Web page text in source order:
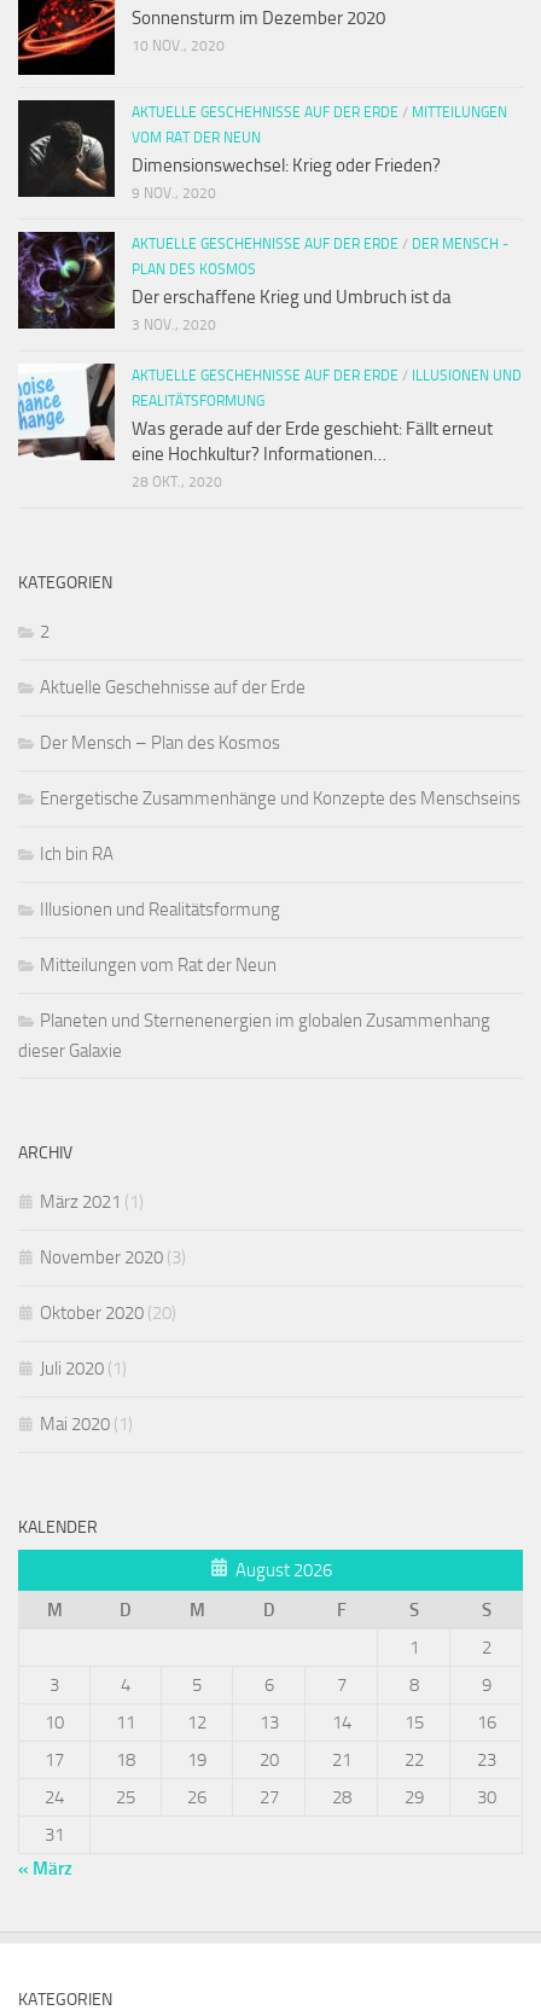
Sonnensturm im Dezember 2020
10 NOV., 2020
AKTUELLE GESCHEHNISSE AUF DER ERDE / MITTEILUNGEN
VOM RAT DER NEUN
Dimensionswechsel: Krieg oder Frieden?
9 NOV., 2020
AKTUELLE GESCHEHNISSE AUF DER ERDE / DER MENSCH -
PLAN DES KOSMOS
Der erschaffene Krieg und Umbruch ist da
3 NOV., 2020
AKTUELLE GESCHEHNISSE AUF DER ERDE /
ILLUSIONEN UND
REALITÄTSFORMUNG
Was gerade auf der Erde geschieht: Fällt erneut
eine Hochkultur? Informationen…
28 OKT., 2020
KATEGORIEN
2
Aktuelle Geschehnisse auf der Erde
Der Mensch – Plan des Kosmos
Energetische Zusammenhänge und Konzepte des Menschseins
Ich bin RA
Illusionen und Realitätsformung
Mitteilungen vom Rat der Neun
Planeten und Sternenenergien im globalen Zusammenhang
dieser Galaxie
ARCHIV
März 2021 (1)
November 2020 (3)
Oktober 2020 (20)
Juli 2020 (1)
Mai 2020 (1)
KALENDER
August 2026
M
D M D F S
S
1
2
3
4 5 6 7 8
9
10
11 12 13 14 15
16
17
18 19 20 21 22
23
24
25 26 27 28 29
30
31
« März
KATEGORIEN